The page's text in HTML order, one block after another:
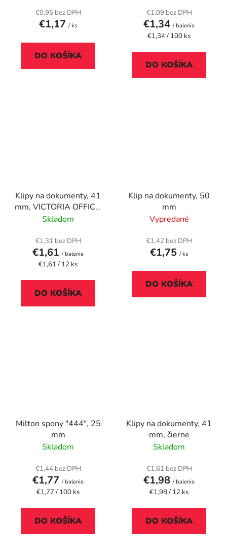
€0,95 bez DPH
€1,17 / ks
DO KOŠÍKA
€1,09 bez DPH
€1,34 / balenie
Jednotková
€1,34 / 100 ks
DO KOŠÍKA
Klipy na dokumenty, 41
mm, VICTORIA OFFICE,
čierne
Skladom
€1,31 bez DPH
€1,61 / balenie
Jednotková
€1,61 / 12 ks
DO KOŠÍKA
Klip na dokumenty, 50
mm
Vypredané
€1,42 bez DPH
€1,75 / ks
DO KOŠÍKA
Milton spony "444", 25
mm
Skladom
€1,44 bez DPH
€1,77 / balenie
Jednotková
€1,77 / 100 ks
DO KOŠÍKA
Klipy na dokumenty, 41
mm, čierne
Skladom
€1,61 bez DPH
€1,98 / balenie
Jednotková
€1,98 / 12 ks
DO KOŠÍKA